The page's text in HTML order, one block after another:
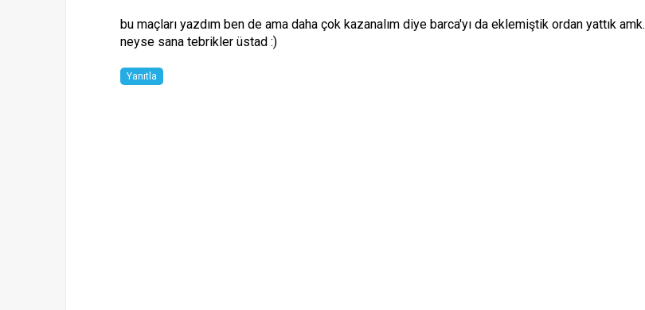
bu maçları yazdım ben de ama daha çok kazanalım diye barca'yı da eklemiştik ordan yattık amk.
neyse sana tebrikler üstad :)
Yanıtla